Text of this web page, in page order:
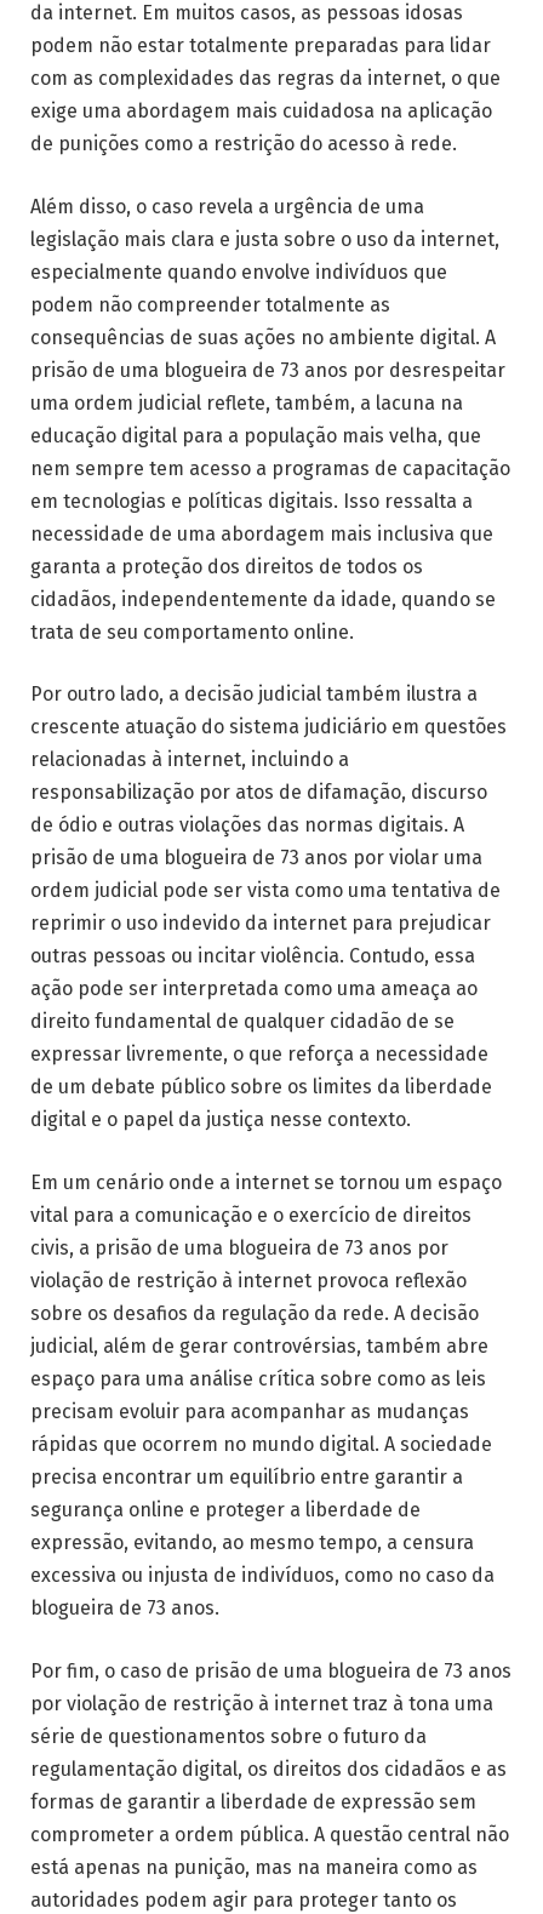
da internet. Em muitos casos, as pessoas idosas
podem não estar totalmente preparadas para lidar
com as complexidades das regras da internet, o que
exige uma abordagem mais cuidadosa na aplicação
de punições como a restrição do acesso à rede.
Além disso, o caso revela a urgência de uma
legislação mais clara e justa sobre o uso da internet,
especialmente quando envolve indivíduos que
podem não compreender totalmente as
consequências de suas ações no ambiente digital. A
prisão de uma blogueira de 73 anos por desrespeitar
uma ordem judicial reflete, também, a lacuna na
educação digital para a população mais velha, que
nem sempre tem acesso a programas de capacitação
em tecnologias e políticas digitais. Isso ressalta a
necessidade de uma abordagem mais inclusiva que
garanta a proteção dos direitos de todos os
cidadãos, independentemente da idade, quando se
trata de seu comportamento online.
Por outro lado, a decisão judicial também ilustra a
crescente atuação do sistema judiciário em questões
relacionadas à internet, incluindo a
responsabilização por atos de difamação, discurso
de ódio e outras violações das normas digitais. A
prisão de uma blogueira de 73 anos por violar uma
ordem judicial pode ser vista como uma tentativa de
reprimir o uso indevido da internet para prejudicar
outras pessoas ou incitar violência. Contudo, essa
ação pode ser interpretada como uma ameaça ao
direito fundamental de qualquer cidadão de se
expressar livremente, o que reforça a necessidade
de um debate público sobre os limites da liberdade
digital e o papel da justiça nesse contexto.
Em um cenário onde a internet se tornou um espaço
vital para a comunicação e o exercício de direitos
civis, a prisão de uma blogueira de 73 anos por
violação de restrição à internet provoca reflexão
sobre os desafios da regulação da rede. A decisão
judicial, além de gerar controvérsias, também abre
espaço para uma análise crítica sobre como as leis
precisam evoluir para acompanhar as mudanças
rápidas que ocorrem no mundo digital. A sociedade
precisa encontrar um equilíbrio entre garantir a
segurança online e proteger a liberdade de
expressão, evitando, ao mesmo tempo, a censura
excessiva ou injusta de indivíduos, como no caso da
blogueira de 73 anos.
Por fim, o caso de prisão de uma blogueira de 73 anos
por violação de restrição à internet traz à tona uma
série de questionamentos sobre o futuro da
regulamentação digital, os direitos dos cidadãos e as
formas de garantir a liberdade de expressão sem
comprometer a ordem pública. A questão central não
está apenas na punição, mas na maneira como as
autoridades podem agir para proteger tanto os